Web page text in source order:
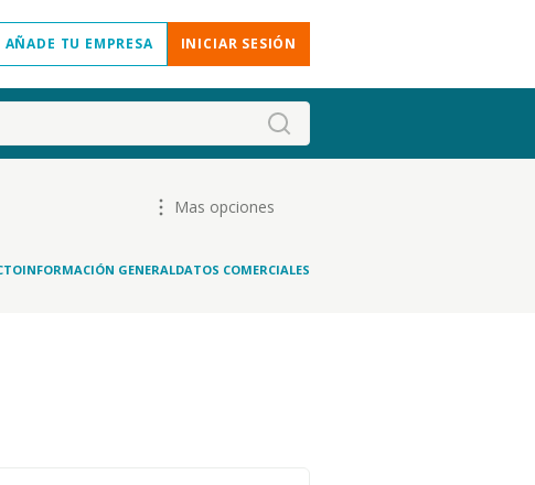
AÑADE TU EMPRESA INICIAR SESIÓN
Mas opciones
INFORMACIÓN GENERALDATOS COMERCIALES